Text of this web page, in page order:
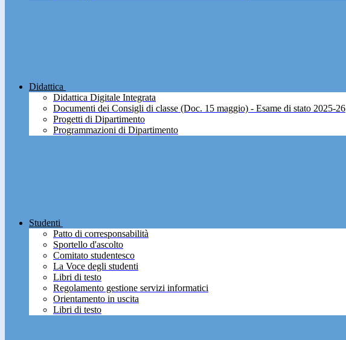
Didattica
Didattica Digitale Integrata
Documenti dei Consigli di classe (Doc. 15 maggio) - Esame di stato 2025-26
Progetti di Dipartimento
Programmazioni di Dipartimento
Studenti
Patto di corresponsabilità
Sportello d'ascolto
Comitato studentesco
La Voce degli studenti
Libri di testo
Regolamento gestione servizi informatici
Orientamento in uscita
Libri di testo